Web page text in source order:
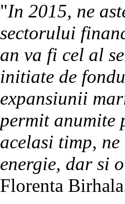
"In 2015, ne
sectorului
an va fi cel al
initiate de
expansiunii
permit anumite
acelasi timp,
energie, dar si
Florenta